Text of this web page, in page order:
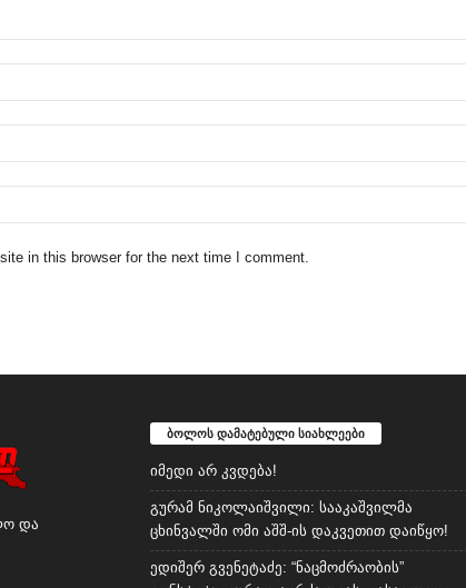
in this browser for the next time I comment.
და
ბოლოს დამატებული სიახლეები
იმედი არ კვდება!
გურამ ნიკოლაიშვილი: სააკაშვილმა
ცხინვალში ომი აშშ-ის დაკვეთით დაიწყო!
ედიშერ გვენეტაძე: “ნაცმოძრაობის”